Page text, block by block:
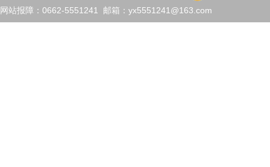
网站报障：0662-5551241 邮箱：yx5551241@163.com